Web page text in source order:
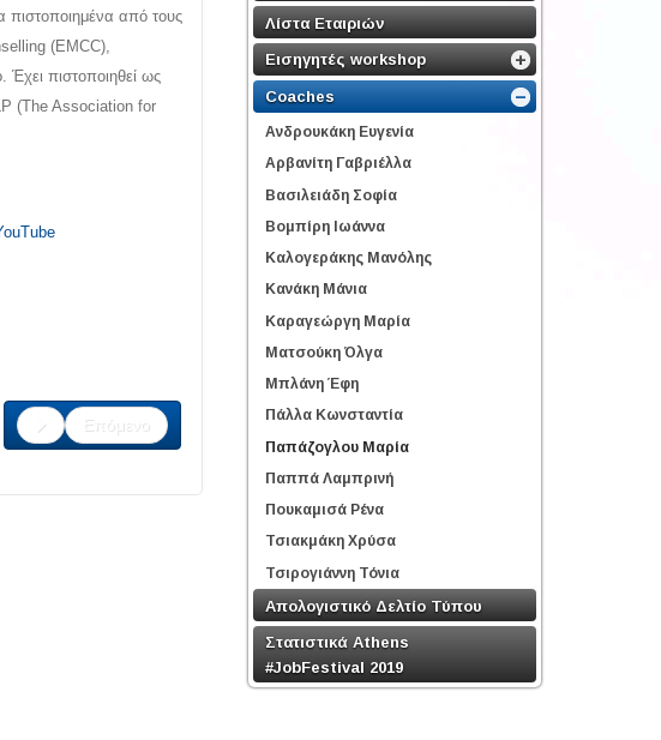
πιστοποιημένα από τους
(EMCC),
πιστοποιηθεί ως
(The Association for
Επόμενο
Λίστα Εταιριών
Εισηγητές workshop
Coaches
Ανδρουκάκη Ευγενία
Αρβανίτη Γαβριέλλα
Βασιλειάδη Σοφία
Βομπίρη Ιωάννα
Καλογεράκης Μανόλης
Κανάκη Μάνια
Καραγεώργη Μαρία
Ματσούκη Όλγα
Μπλάνη Έφη
Πάλλα Κωνσταντία
Παπάζογλου Μαρία
Παππά Λαμπρινή
Πουκαμισά Ρένα
Τσιακμάκη Χρύσα
Τσιρογιάννη Τόνια
Απολογιστικό Δελτίο Τύπου
Στατιστικά Athens
#JobFestival 2019